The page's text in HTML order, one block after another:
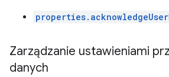
Zarządzanie ustawieniami
danych